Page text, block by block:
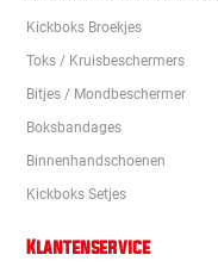
Kickboks Broekjes
Toks / Kruisbeschermers
Bitjes / Mondbeschermer
Boksbandages
Binnenhandschoenen
Kickboks Setjes
Klantenservice